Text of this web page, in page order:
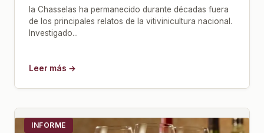
la Chasselas ha permanecido durante décadas fuera
de los principales relatos de la vitivinicultura nacional.
Investigado...
Leer más →
INFORME